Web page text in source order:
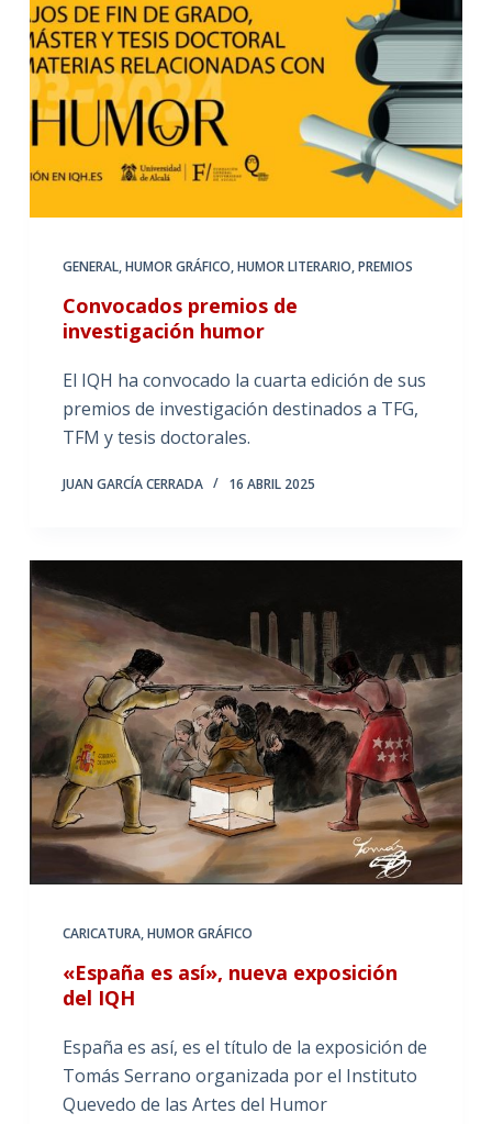
GENERAL,HUMOR GRÁFICO,HUMOR LITERARIO,PREMIOS
Convocados premios de
investigación humor
El IQH ha convocado la cuarta edición de sus
premios de investigación destinados a TFG,
TFM y tesis doctorales.
JUAN GARCÍA CERRADA 16 ABRIL 2025
CARICATURA,HUMOR GRÁFICO
«España es así», nueva exposición
del IQH
España es así, es el título de la exposición de
Tomás Serrano organizada por el Instituto
Quevedo de las Artes del Humor